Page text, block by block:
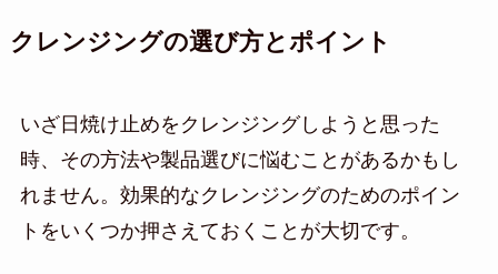
クレンジングの選び方とポイント
いざ日焼け止めをクレンジングしようと思った
時、その方法や製品選びに悩むことがあるかもし
れません。効果的なクレンジングのためのポイン
トをいくつか押さえておくことが大切です。